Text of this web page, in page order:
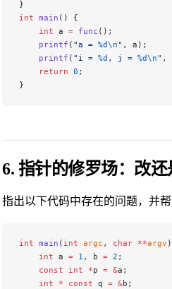
}
int main () {
    int
a = func ();
    printf
( "a = %d\n" , a);
    printf
( "i = %d , j = %d\n" ,
    return
0 ;
}
6. 指针的修罗场：改
指出以下代码中存在的问题，并
int main ( int argc , char **argv
    int
a = 1 , b = 2 ;
    const
int *p = &a;
    int
* const q = &b;